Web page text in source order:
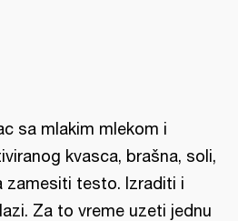
sa mlakim mlekom i
kvasca, brašna, soli,
zamesiti testo. Izraditi i
Za to vreme uzeti jednu